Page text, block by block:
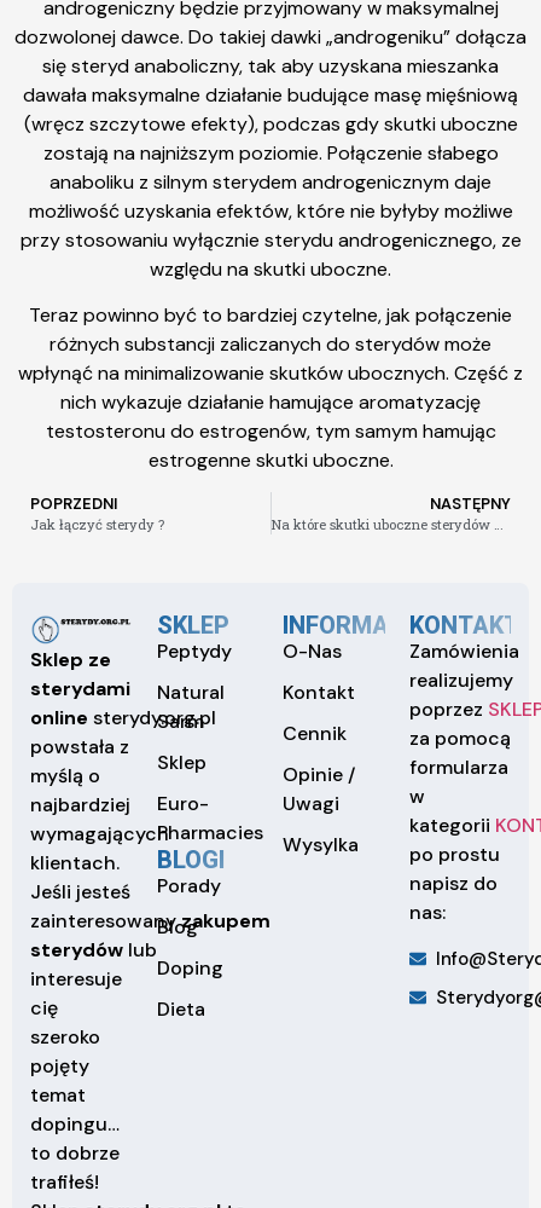
androgeniczny będzie przyjmowany w maksymalnej
dozwolonej dawce. Do takiej dawki „androgeniku” dołącza
się steryd anaboliczny, tak aby uzyskana mieszanka
dawała maksymalne działanie budujące masę mięśniową
(wręcz szczytowe efekty), podczas gdy skutki uboczne
zostają na najniższym poziomie. Połączenie słabego
anaboliku z silnym sterydem androgenicznym daje
możliwość uzyskania efektów, które nie byłyby możliwe
przy stosowaniu wyłącznie sterydu androgenicznego, ze
względu na skutki uboczne.
Teraz powinno być to bardziej czytelne, jak połączenie
różnych substancji zaliczanych do sterydów może
wpłynąć na minimalizowanie skutków ubocznych. Część z
nich wykazuje działanie hamujące aromatyzację
testosteronu do estrogenów, tym samym hamując
estrogenne skutki uboczne.
POPRZEDNI
Jak łączyć sterydy ?
NASTĘPNY
Na które skutki uboczne sterydów należy uważać?
Sklep ze
sterydami
online sterydy.org.pl
powstała z
myślą o
najbardziej
wymagających
klientach.
Jeśli jesteś
zainteresowanyzakupem
sterydów lub
interesuje
cię
szeroko
pojęty
temat
dopingu…
to dobrze
trafiłeś!
SKLEP
Peptydy
Natural
Sarm
Sklep
Euro-
Pharmacies
BLOGI
Porady
Blog
Doping
Dieta
INFORMACJE
O-Nas
Kontakt
Cennik
Opinie /
Uwagi
Wysylka
KONTAKT
Zamówienia
realizujemy
poprzez
za pomocą
formularza
w
kategorii
po prostu
napisz do
nas: